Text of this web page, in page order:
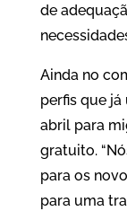
de
Ainda no
perfis que já
abril para
gratuito.
para os
para uma